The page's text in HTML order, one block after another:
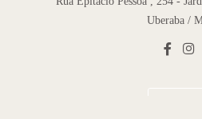
Uberaba /